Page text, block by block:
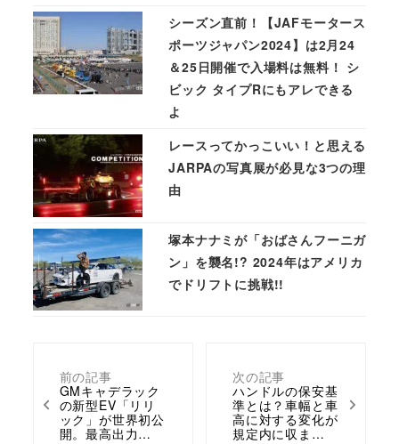
前の記事
GMキャデラック
の新型EV「リリ
ック」が世界初公
開。最高出力…
次の記事
ハンドルの保安基
準とは？車幅と車
高に対する変化が
規定内に収ま…
シーズン直前！【JAFモータース
ポーツジャパン2024】は2月24
＆25日開催で入場料は無料！ シ
ビック タイプRにもアレできる
よ
レースってかっこいい！と思える
JARPAの写真展が必見な3つの理
由
塚本ナナミが「おばさんフーニガ
ン」を襲名!? 2024年はアメリカ
でドリフトに挑戦!!